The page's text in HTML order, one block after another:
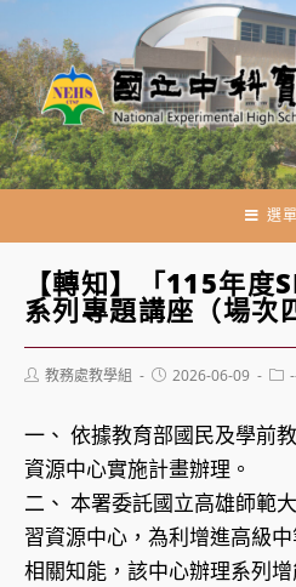
轉
至
主
要
內
選單
【轉知】「115年度
系列專題講座（場次
Post教務處教學組
Post2026-06-09
Post
一、 依據教育部國民及學前
資源中心實施計畫辦理。
二、 本署委託國立高雄師範
習資源中心，為利增進高級
相關知能，該中心辦理系列增